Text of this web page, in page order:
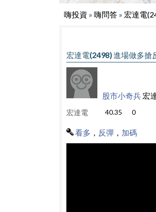
嗨投資 » 嗨問答 » 宏達電
宏達電(2498) 進場做多搶
股市小奇兵 宏
宏達電 40.35 0
看多 反彈 加碼